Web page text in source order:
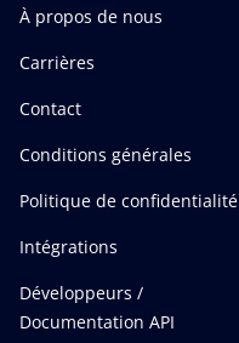
À propos de nous
Carrières
Contact
Conditions générales
Politique de confidentialité
Intégrations
Développeurs /
Documentation API